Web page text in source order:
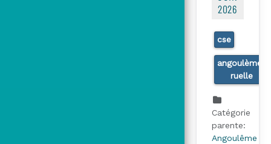
2026
cse
angoulème-
ruelle
Catégorie
parente:
Angoulême